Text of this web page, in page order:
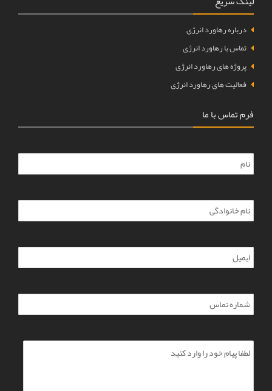
درباره رهاورد انرژی
تماس با رهاورد انرژی
پروژه های رهاورد انرژی
فعالیت های رهاورد انرژی
فرم تماس با ما